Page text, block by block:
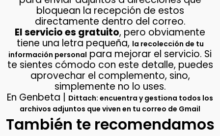
bloquean la recepción de estos
directamente dentro del correo.
El servicio es gratuito, pero obviamente
tiene una letra pequeña, la recolección de tu
información personal para mejorar el servicio. Si
te sientes cómodo con este detalle, puedes
aprovechar el complemento, sino,
simplemente no lo uses.
En Genbeta |
Dittach: encuentra y gestiona todos los
archivos adjuntos que viven en tu correo de Gmail
También te recomendamos